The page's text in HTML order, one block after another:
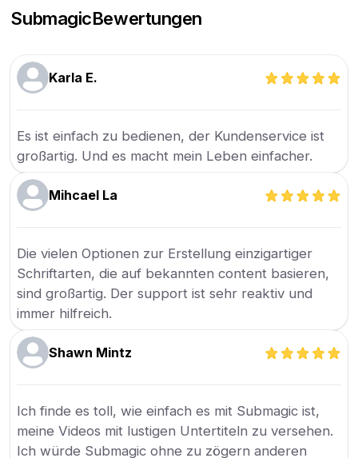
SubmagicBewertungen
Karla E.
Es ist einfach zu bedienen, der Kundenservice ist
großartig. Und es macht mein Leben einfacher.
Mihcael La
Die vielen Optionen zur Erstellung einzigartiger
Schriftarten, die auf bekannten content basieren,
sind großartig. Der support ist sehr reaktiv und
immer hilfreich.
Shawn Mintz
Ich finde es toll, wie einfach es mit Submagic ist,
meine Videos mit lustigen Untertiteln zu versehen.
Ich würde Submagic ohne zu zögern anderen